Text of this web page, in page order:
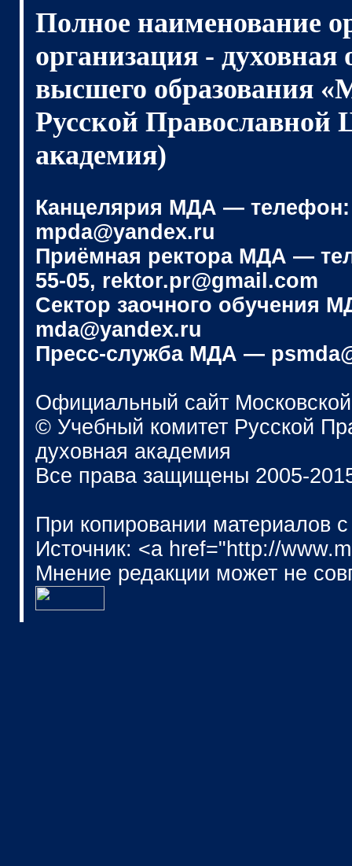
Полное наименование
организация - духовная
высшего образования
Русской Православной
академия)
Канцелярия МДА — телефон:
mpda@yandex.ru
Приёмная ректора МДА —
55-05, rektor.pr@gmail.com
Сектор заочного обучения
mda@yandex.ru
Пресс-служба МДА —
Официальный сайт
© Учебный комитет Русской
духовная академия
Все права защищены 2005-
При копировании материалов
Источник: <a href="http://
Мнение редакции может не